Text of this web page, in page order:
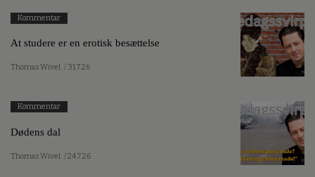
Kommentar
At studere er en erotisk besættelse
Thomas Wivel / 31.7.26
Kommentar
Dødens dal
Thomas Wivel / 24.7.26